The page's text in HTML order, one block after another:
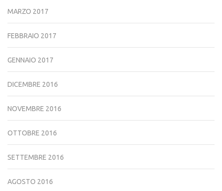
MARZO 2017
FEBBRAIO 2017
GENNAIO 2017
DICEMBRE 2016
NOVEMBRE 2016
OTTOBRE 2016
SETTEMBRE 2016
AGOSTO 2016